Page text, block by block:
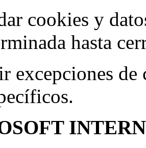
cookies y
hasta
excepciones